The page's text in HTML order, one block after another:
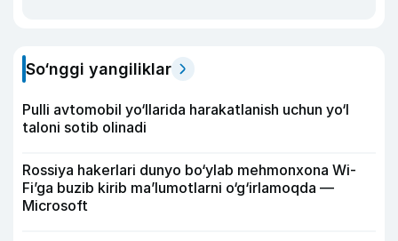
So‘nggi yangiliklar
Pulli avtomobil yo‘llarida harakatlanish uchun yo‘l
taloni sotib olinadi
Rossiya hakerlari dunyo bo‘ylab mehmonxona Wi-
Fi’ga buzib kirib ma’lumotlarni o‘g‘irlamoqda —
Microsoft